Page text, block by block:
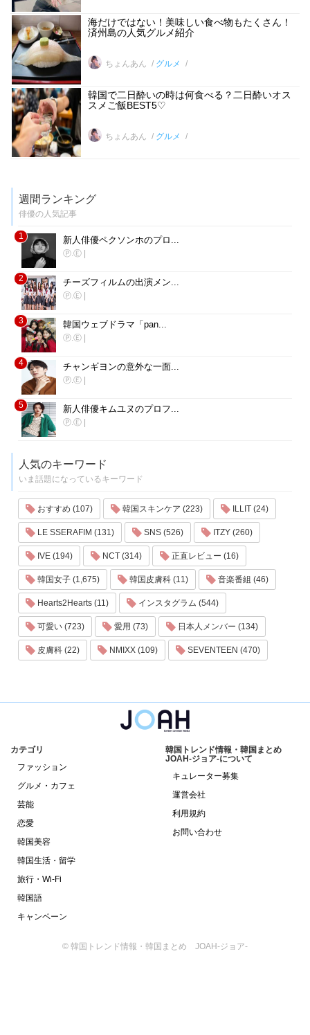
海だけではない！美味しい食べ物もたくさん！
済州島の人気グルメ紹介
ちょんあん グルメ
韓国で二日酔いの時は何食べる？二日酔いオス
スメご飯BEST5♡
ちょんあん グルメ
週間ランキング
俳優の人気記事
1 新人俳優ペクソンホのプロ...
Ⓟ.Ⓔ
2 チーズフィルムの出演メン...
Ⓟ.Ⓔ
3 韓国ウェブドラマ「pan...
Ⓟ.Ⓔ
4 チャンギヨンの意外な一面...
Ⓟ.Ⓔ
5 新人俳優キムユヌのプロフ...
Ⓟ.Ⓔ
人気のキーワード
いま話題になっているキーワード
おすすめ (107) 韓国スキンケア (223) ILLIT (24)
LE SSERAFIM (131) SNS (526) ITZY (260)
IVE (194) NCT (314) 正直レビュー (16)
韓国女子 (1,675) 韓国皮膚科 (11) 音楽番組 (46)
Hearts2Hearts (11) インスタグラム (544)
可愛い (723) 愛用 (73) 日本人メンバー (134)
皮膚科 (22) NMIXX (109) SEVENTEEN (470)
カテゴリ
ファッション
グルメ・カフェ
芸能
恋愛
韓国美容
韓国生活・留学
旅行・Wi-Fi
韓国語
キャンペーン
韓国トレンド情報・韓国まとめ
JOAH-ジョア-について
キュレーター募集
運営会社
利用規約
お問い合わせ
© 韓国トレンド情報・韓国まとめ JOAH-ジョア-